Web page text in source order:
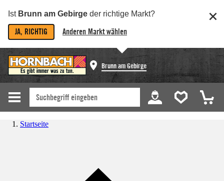
Ist Brunn am Gebirge der richtige Markt?
JA, RICHTIG Anderen Markt wählen
Brunn am Gebirge
Startseite